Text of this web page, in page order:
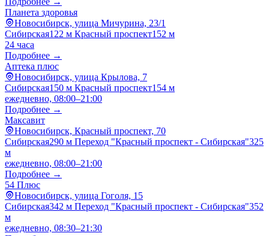
Планета здоровья
Новосибирск, улица Мичурина, 23/1
Сибирская122 м Красный проспект152 м
24 часа
Подробнее →
Аптека плюс
Новосибирск, улица Крылова, 7
Сибирская150 м Красный проспект154 м
ежедневно, 08:00–21:00
Подробнее →
Максавит
Новосибирск, Красный проспект, 70
Сибирская290 м Переход "Красный проспект - Сибирская"325
м
ежедневно, 08:00–21:00
Подробнее →
54 Плюс
Новосибирск, улица Гоголя, 15
Сибирская342 м Переход "Красный проспект - Сибирская"352
м
ежедневно, 08:30–21:30